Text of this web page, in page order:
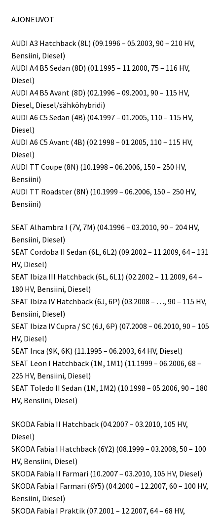
AJONEUVOT
AUDI A3 Hatchback (8L) (09.1996 – 05.2003, 90 – 210 HV,
Bensiini, Diesel)
AUDI A4 B5 Sedan (8D) (01.1995 – 11.2000, 75 – 116 HV,
Diesel)
AUDI A4 B5 Avant (8D) (02.1996 – 09.2001, 90 – 115 HV,
Diesel, Diesel/sähköhybridi)
AUDI A6 C5 Sedan (4B) (04.1997 – 01.2005, 110 – 115 HV,
Diesel)
AUDI A6 C5 Avant (4B) (02.1998 – 01.2005, 110 – 115 HV,
Diesel)
AUDI TT Coupe (8N) (10.1998 – 06.2006, 150 – 250 HV,
Bensiini)
AUDI TT Roadster (8N) (10.1999 – 06.2006, 150 – 250 HV,
Bensiini)
SEAT Alhambra I (7V, 7M) (04.1996 – 03.2010, 90 – 204 HV,
Bensiini, Diesel)
SEAT Cordoba II Sedan (6L, 6L2) (09.2002 – 11.2009, 64 – 131
HV, Diesel)
SEAT Ibiza III Hatchback (6L, 6L1) (02.2002 – 11.2009, 64 –
180 HV, Bensiini, Diesel)
SEAT Ibiza IV Hatchback (6J, 6P) (03.2008 – …, 90 – 115 HV,
Bensiini, Diesel)
SEAT Ibiza IV Cupra / SC (6J, 6P) (07.2008 – 06.2010, 90 – 105
HV, Diesel)
SEAT Inca (9K, 6K) (11.1995 – 06.2003, 64 HV, Diesel)
SEAT Leon I Hatchback (1M, 1M1) (11.1999 – 06.2006, 68 –
225 HV, Bensiini, Diesel)
SEAT Toledo II Sedan (1M, 1M2) (10.1998 – 05.2006, 90 – 180
HV, Bensiini, Diesel)
SKODA Fabia II Hatchback (04.2007 – 03.2010, 105 HV,
Diesel)
SKODA Fabia I Hatchback (6Y2) (08.1999 – 03.2008, 50 – 100
HV, Bensiini, Diesel)
SKODA Fabia II Farmari (10.2007 – 03.2010, 105 HV, Diesel)
SKODA Fabia I Farmari (6Y5) (04.2000 – 12.2007, 60 – 100 HV,
Bensiini, Diesel)
SKODA Fabia I Praktik (07.2001 – 12.2007, 64 – 68 HV,